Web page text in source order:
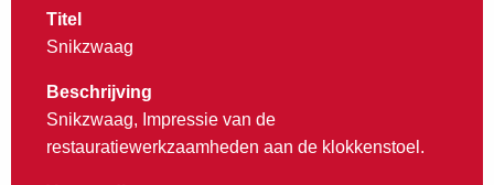
Titel
Snikzwaag
Beschrijving
Snikzwaag, Impressie van de
restauratiewerkzaamheden aan de klokkenstoel.